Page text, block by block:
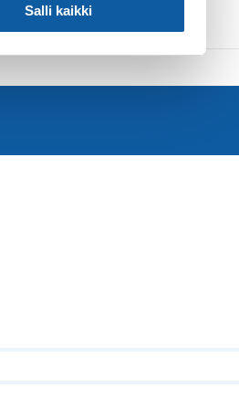
Salli kaikki